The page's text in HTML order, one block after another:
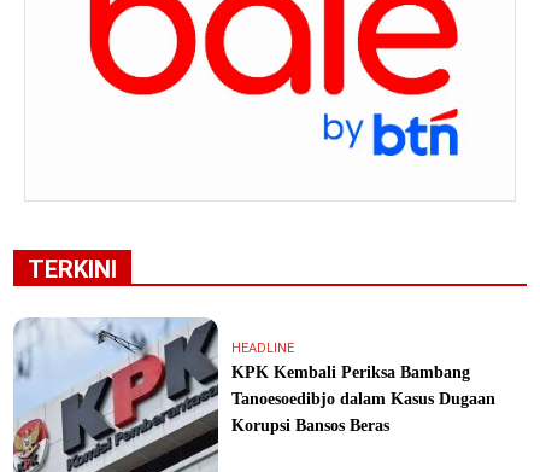
TERKINI
HEADLINE
KPK Kembali Periksa Bambang
Tanoesoedibjo dalam Kasus Dugaan
Korupsi Bansos Beras